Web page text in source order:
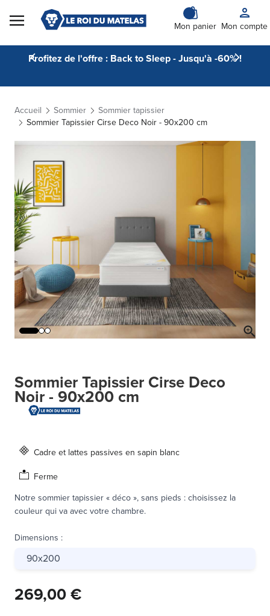
Skip to Content
Mon panier Mon compte
Profitez de l'offre : Back to Sleep - Jusqu'à -60% !
Accueil Sommier
Sommier tapissier
Sommier Tapissier Cirse Deco Noir - 90x200 cm
Sommier Tapissier Cirse Deco
Noir - 90x200 cm
Cadre et lattes passives en sapin blanc
Ferme
Notre sommier tapissier « déco », sans pieds : choisissez la
couleur qui va avec votre chambre.
Dimensions :
90x200
269,00 €